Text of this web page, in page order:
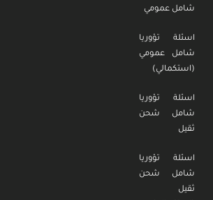
شامل عمومي
اسئلة تؤوريا
شامل عمومي
(استكمالي)
اسئلة تؤوريا
شامل شحن
ثقيل
اسئلة تؤوريا
شامل شحن
ثقيل